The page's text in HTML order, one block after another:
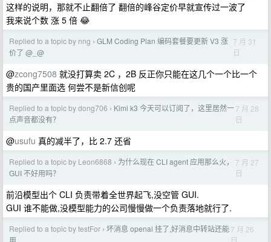
这样的说明，那就不止翻倍了 翻倍的峰谷定价早就宣传过一波了
我来说个数 涨 5 倍 😂
Replied to a topic by nng › GLM Coding Plan 编码套餐要更新 V3 涨
价了 @_@
7 月 31
日
@zcong7508 就没打算卖 2C ，2B 反正你只能在这几个一个比一个
贵的国产里面选 何尝不是新信创呢
Replied to a topic by dong706 › Kimi k3 今天可以订阅了，这里居然一
点声音都没有？
7 月 28
日
@usufu 真的减半了，比 2.7 还省
Replied to a topic by Leon6868 › 为什么现在 CLI agent 应用那么火，
GUI 不好用吗？
7 月 27
日
前沿模型出个 CLI 负责带着全世界起飞,没空管 GUI.
GUI 谁不能做,没模型能力的公司慢慢做一个负责落地就行了.
Replied to a topic by testFor › 坏消息 openai 挂了,好消息中转站还能
用
7 月 26
日